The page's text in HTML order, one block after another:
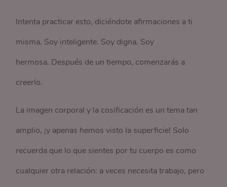
Intenta practicar esto, diciéndote afirmaciones a ti
misma. Soy inteligente. Soy digna. Soy
hermosa. Después de un tiempo, comenzarás a
creerlo.
La imagen corporal y la cosificación es un tema tan
amplio, ¡y apenas hemos visto la superficie! Solo
recuerda que lo que sientes por tu cuerpo es como
cualquier otra relación: a veces necesita trabajo, pero